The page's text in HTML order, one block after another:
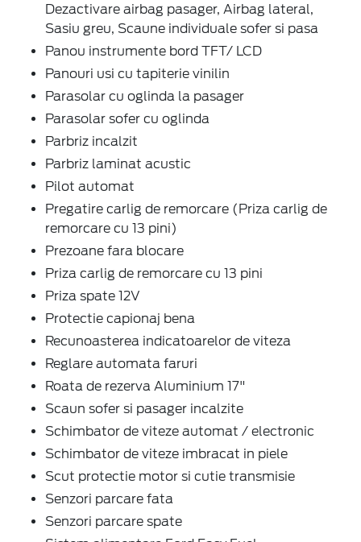
Dezactivare airbag pasager, Airbag lateral,
Sasiu greu, Scaune individuale sofer si pasa
Panou instrumente bord TFT/ LCD
Panouri usi cu tapiterie vinilin
Parasolar cu oglinda la pasager
Parasolar sofer cu oglinda
Parbriz incalzit
Parbriz laminat acustic
Pilot automat
Pregatire carlig de remorcare (Priza carlig de
remorcare cu 13 pini)
Prezoane fara blocare
Priza carlig de remorcare cu 13 pini
Priza spate 12V
Protectie capionaj bena
Recunoasterea indicatoarelor de viteza
Reglare automata faruri
Roata de rezerva Aluminium 17"
Scaun sofer si pasager incalzite
Schimbator de viteze automat / electronic
Schimbator de viteze imbracat in piele
Scut protectie motor si cutie transmisie
Senzori parcare fata
Senzori parcare spate